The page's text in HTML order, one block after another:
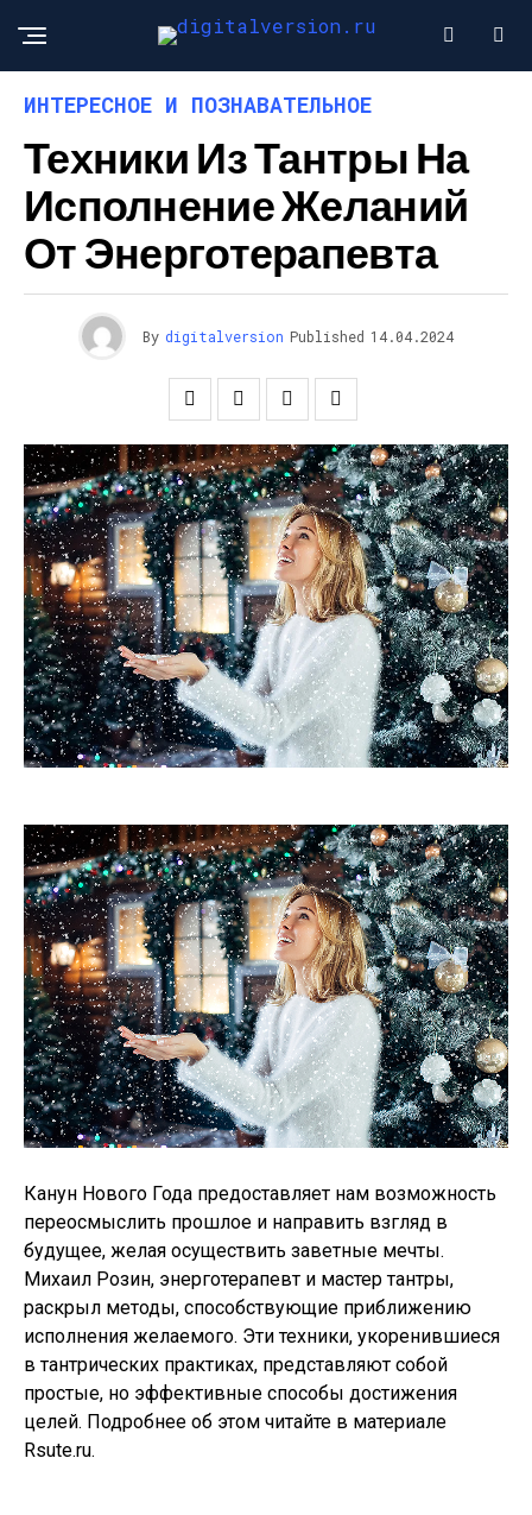
ИНТЕРЕСНОЕ И ПОЗНАВАТЕЛЬНОЕ
Техники Из Тантры На
Исполнение Желаний
От Энерготерапевта
By digitalversion Published 14.04.2024
Канун Нового Года предоставляет нам возможность
переосмыслить прошлое и направить взгляд в
будущее, желая осуществить заветные мечты.
Михаил Розин, энерготерапевт и мастер тантры,
раскрыл методы, способствующие приближению
исполнения желаемого. Эти техники, укоренившиеся
в тантрических практиках, представляют собой
простые, но эффективные способы достижения
целей. Подробнее об этом читайте в материале
Rsute.ru.